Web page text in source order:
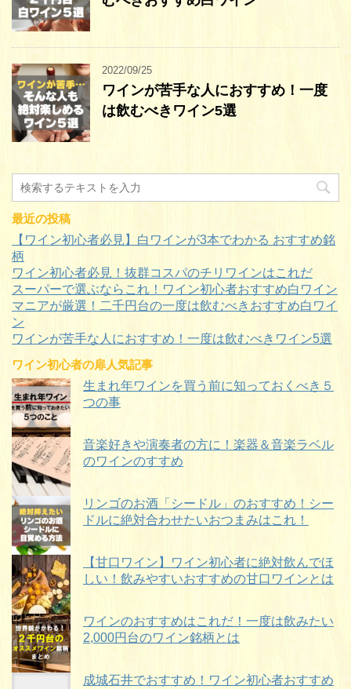
2022/09/25
ワインが苦手な人におすすめ！一度
は飲むべきワイン5選
最近の投稿
【ワイン初心者必見】白ワインが3本でわかる おすすめ銘
柄
ワイン初心者必見！抜群コスパのチリワインはこれだ
スーパーで選ぶならこれ！ワイン初心者おすすめ白ワイン
マニアが厳選！二千円台の一度は飲むべきおすすめ白ワイ
ン
ワインが苦手な人におすすめ！一度は飲むべきワイン5選
ワイン初心者の扉人気記事
生まれ年ワインを買う前に知っておくべき５
つの事
音楽好きや演奏者の方に！楽器＆音楽ラベル
のワインのすすめ
リンゴのお酒「シードル」のおすすめ！シー
ドルに絶対合わせたいおつまみはこれ！
【甘口ワイン】ワイン初心者に絶対飲んでほ
しい！飲みやすいおすすめの甘口ワインとは
ワインのおすすめはこれだ！一度は飲みたい
2,000円台のワイン銘柄とは
成城石井でおすすめ！ワイン初心者おすすめ